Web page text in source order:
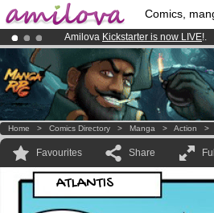
Comics,
Amilova Kickstarter is now LIVE!.
Premium membership from3.95
Already 100000membersand
Home > Comics Directory > Manga > Action >
Favourites Share
ATLANTIS